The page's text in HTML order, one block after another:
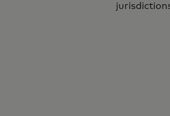
and hands-on expertise